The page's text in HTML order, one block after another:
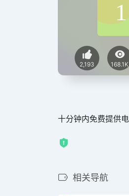
2,193 168.1K
十分钟内免费提供
相关导航